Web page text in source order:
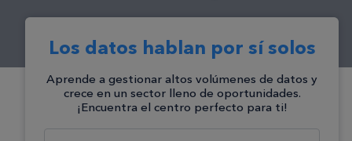
Los datos hablan por sí solos
Aprende a gestionar altos volúmenes de datos y
crece en un sector lleno de oportunidades.
¡Encuentra el centro perfecto para ti!